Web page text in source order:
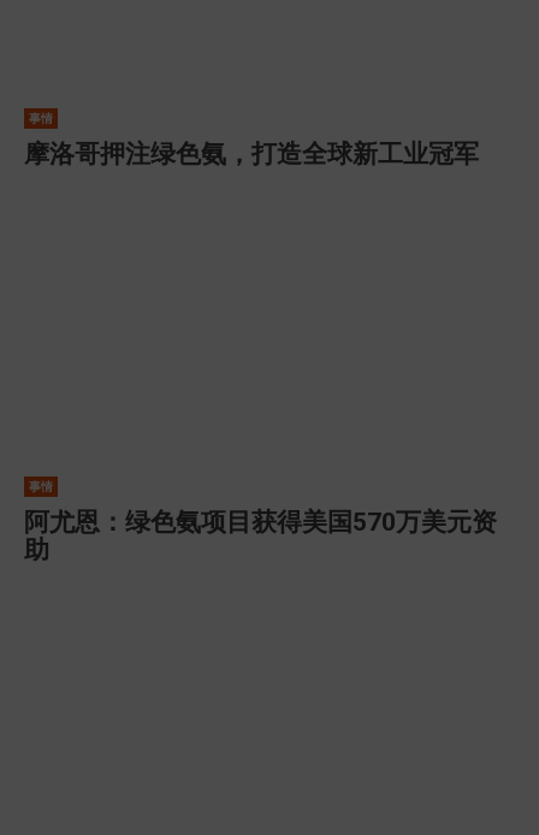
事情
摩洛哥押注绿色氨，打造全球新工业冠军
事情
阿尤恩：绿色氨项目获得美国570万美元资
助